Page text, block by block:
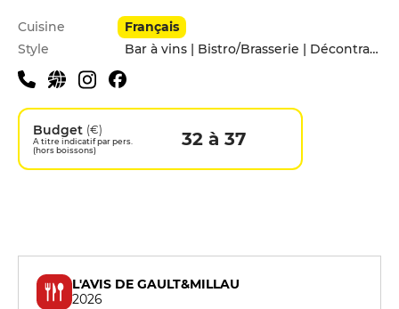
Infos pratiques
Cuisine
Français
Style
Bar à vins | Bistro/Brasserie | Décontracté | Entre amis
Budget (€)
A titre indicatif par pers.
(hors boissons)
32 à 37
L'AVIS DE GAULT&MILLAU
2026